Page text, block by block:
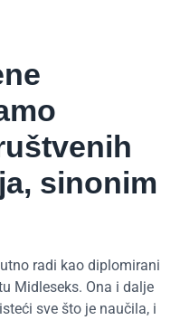
sinonim
radi kao diplomirani
Midleseks. Ona i dalje
sve što je naučila, i